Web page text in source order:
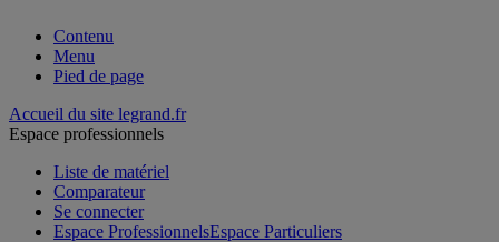
Contenu
Menu
Pied de page
Accueil du site legrand.fr
Espace professionnels
Liste de matériel
Comparateur
Se connecter
Espace ProfessionnelsEspace Particuliers